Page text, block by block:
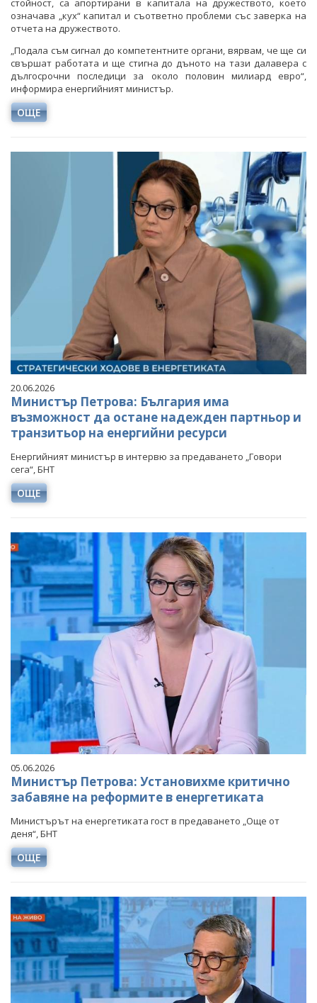
стойност, са апортирани в капитала на дружеството, което
означава „кух“ капитал и съответно проблеми със заверка на
отчета на дружеството.
„Подала съм сигнал до компетентните органи, вярвам, че ще си
свършат работата и ще стигна до дъното на тази далавера с
дългосрочни последици за около половин милиард евро“,
информира енергийният министър.
ОЩЕ
20.06.2026
Министър Петрова: България има
възможност да остане надежден партньор и
транзитьор на енергийни ресурси
Енергийният министър в интервю за предаването „Говори
сега“, БНТ
ОЩЕ
05.06.2026
Министър Петрова: Установихме критично
забавяне на реформите в енергетиката
Министърът на енергетиката гост в предаването „Още от
деня“, БНТ
ОЩЕ